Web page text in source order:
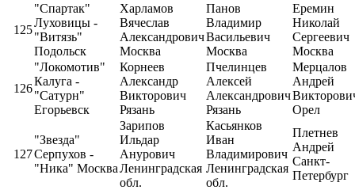
125
"Спартак"
Луховицы -
"Витязь"
Подольск
Харламов
Вячеслав
Александрович
Москва
Панов
Владимир
Васильевич
Москва
Еремин
Николай
Сергеевич
Москва
126
"Локомотив"
Калуга -
"Сатурн"
Егорьевск
Корнеев
Александр
Викторович
Рязань
Пчелинцев
Алексей
Александрович
Рязань
Мерцалов
Андрей
Орел
127
"Звезда"
Серпухов -
"Ника" Москва
Зарипов
Ильдар
Анурович
Ленинградская
обл.
Касьянков
Иван
Владимирович
Ленинградская
обл.
Плетнев
Андрей
Санкт-
Петербург